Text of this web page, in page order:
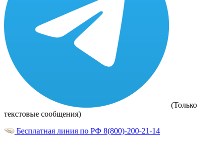
(Только
текстовые сообщения)
Бесплатная линия по РФ 8(800)-200-21-14